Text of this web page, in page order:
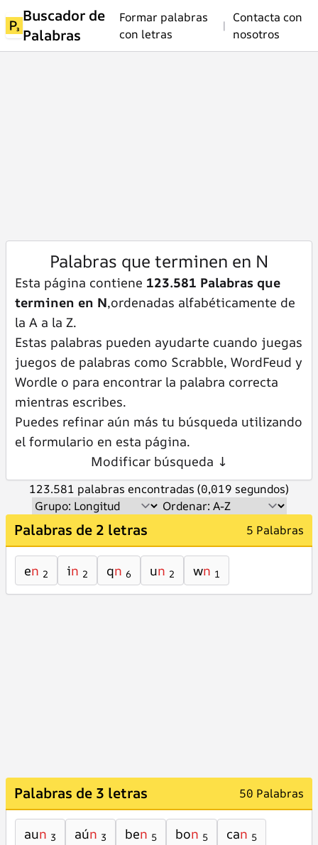
Buscador de
Palabras
Formar palabras
con letras
|
Contacta con
nosotros
Palabras que terminen en N
Esta página contiene 123.581 Palabras que
terminen en N,ordenadas alfabéticamente de
la A a la Z.
Estas palabras pueden ayudarte cuando juegas
juegos de palabras como Scrabble, WordFeud y
Wordle o para encontrar la palabra correcta
mientras escribes.
Puedes refinar aún más tu búsqueda utilizando
el formulario en esta página.
Modificar búsqueda ↓
123.581 palabras encontradas (0,019 segundos)
Palabras de 2 letras 5 Palabras
en 2 in 2 qn 6 un 2 wn 1
Palabras de 3 letras 50 Palabras
aun 3 aún 3 ben 5 bon 5 can 5